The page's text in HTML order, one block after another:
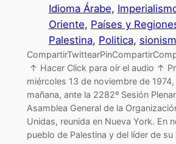
Idioma Árabe,
Oriente, Países y
Palestina, Politica,
↑ Hacer Click para oír el audio ↑
miércoles 13 de noviembre de
mañana, ante la 2282º Sesión
Asamblea General de la
Unidas, reunida en Nueva York. En
pueblo de Palestina y del líder de